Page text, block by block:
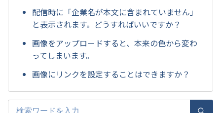
配信時に「企業名が本文に含まれていません」
と表示されます。どうすればいいですか？
画像をアップロードすると、本来の色から変わ
ってしまいます。
画像にリンクを設定することはできますか？